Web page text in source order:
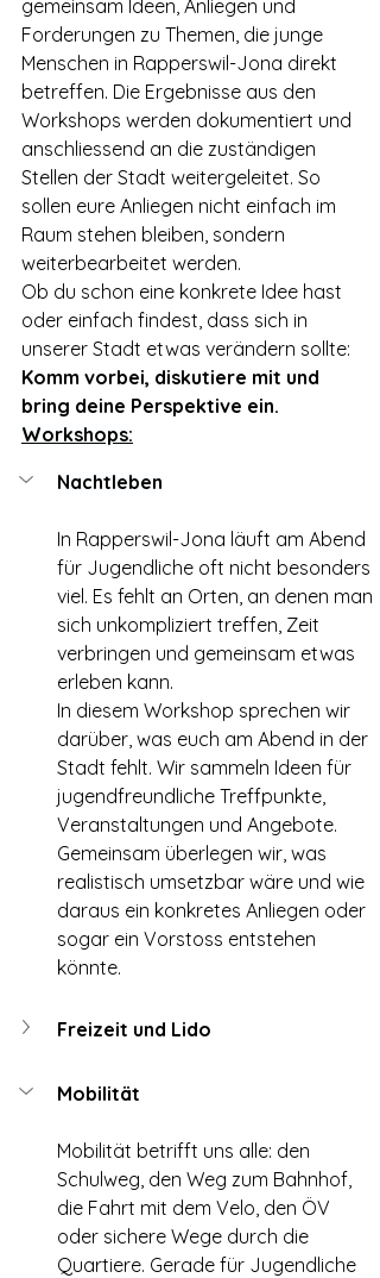
gemeinsam Ideen, Anliegen und
Forderungen zu Themen, die junge
Menschen in Rapperswil-Jona direkt
betreffen. Die Ergebnisse aus den
Workshops werden dokumentiert und
anschliessend an die zuständigen
Stellen der Stadt weitergeleitet. So
sollen eure Anliegen nicht einfach im
Raum stehen bleiben, sondern
weiterbearbeitet werden.
Ob du schon eine konkrete Idee hast
oder einfach findest, dass sich in
unserer Stadt etwas verändern sollte:
Komm vorbei, diskutiere mit und
bring deine Perspektive ein.
Workshops:
Nachtleben
In Rapperswil-Jona läuft am Abend
für Jugendliche oft nicht besonders
viel. Es fehlt an Orten, an denen man
sich unkompliziert treffen, Zeit
verbringen und gemeinsam etwas
erleben kann.
In diesem Workshop sprechen wir
darüber, was euch am Abend in der
Stadt fehlt. Wir sammeln Ideen für
jugendfreundliche Treffpunkte,
Veranstaltungen und Angebote.
Gemeinsam überlegen wir, was
realistisch umsetzbar wäre und wie
daraus ein konkretes Anliegen oder
sogar ein Vorstoss entstehen
könnte.
Freizeit und Lido
Mobilität
Mobilität betrifft uns alle: den
Schulweg, den Weg zum Bahnhof,
die Fahrt mit dem Velo, den ÖV
oder sichere Wege durch die
Quartiere. Gerade für Jugendliche